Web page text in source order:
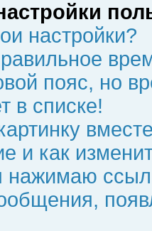
настройки?
пояс, но
в списке!
и как
нажимаю